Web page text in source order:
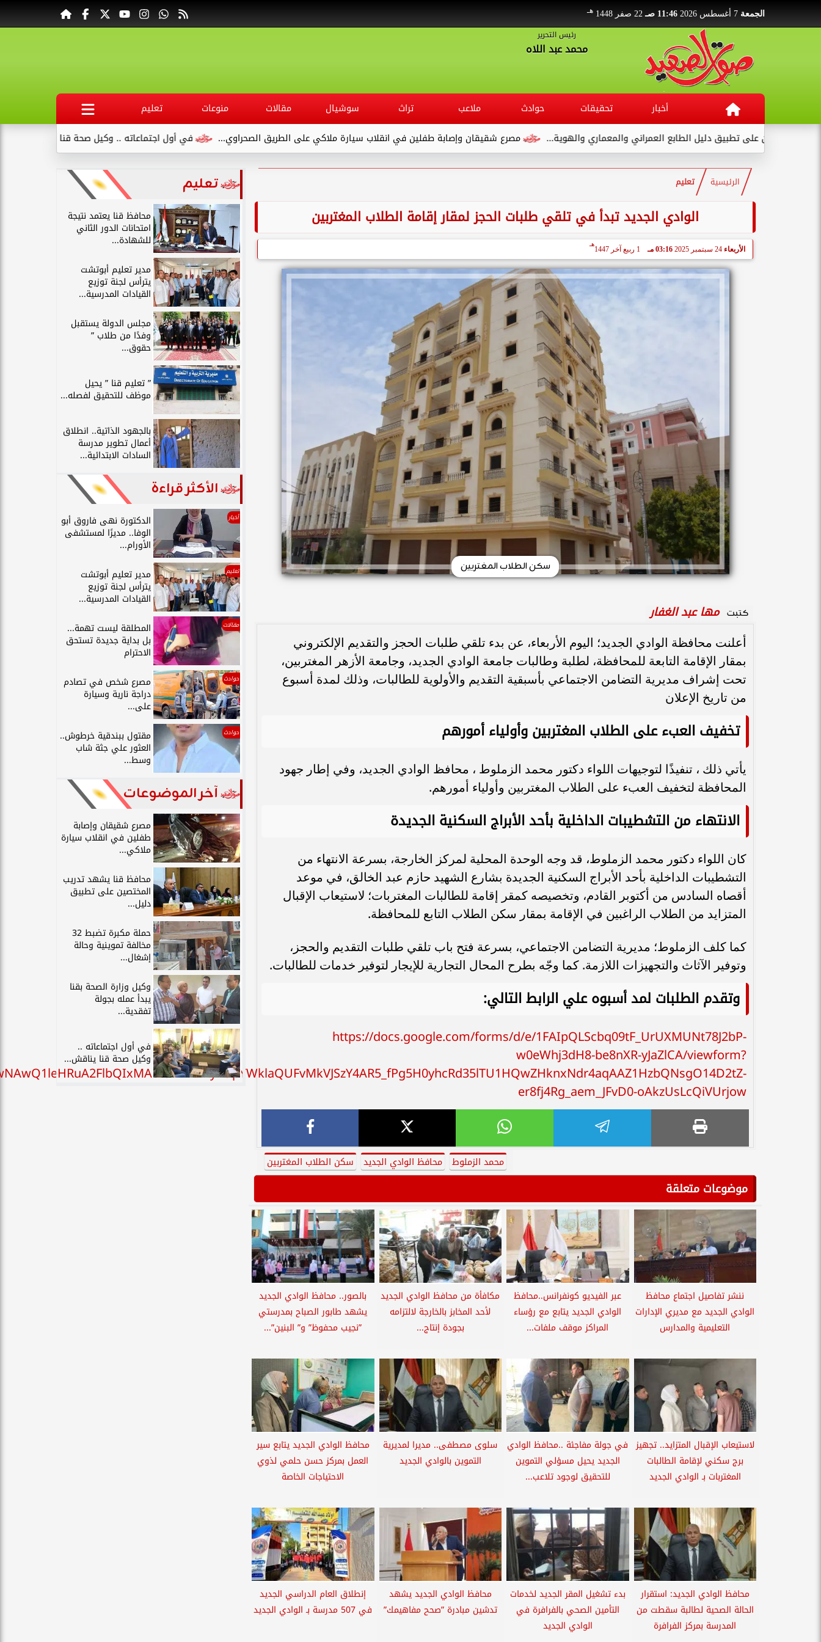
الجمعة 11:46 صـ 22 صفر 1448 هـ
رئيس التحرير
محمد عبد اللاه
أخبار تحقيقات حوادث ملاعب تراث سوشيال مقالات منوعات
تعليم
في أول اجتماعاته .. وكيل صحة قنا يناقش مع عدد من
مصرع شقيقان وإصابة طفلين في انقلاب سيارة ملاكي على الطريق الصحراوي... على تطبيق دليل الطابع العمراني والمعماري والهوية...
الرئيسية تعليم
الوادي الجديد تبدأ في تلقي طلبات الحجز لمقار إقامة الطلاب المغتربين
الأربعاء 24 سبتمبر 2025 03:16 مـ 1 ربيع آخر 1447
هـ
سكن الطلاب المغتربين
كتبت مها عبد الغفار
أعلنت محافظة الوادي الجديد؛ اليوم الأربعاء، عن بدء تلقي طلبات الحجز والتقديم الإلكتروني
بمقار الإقامة التابعة للمحافظة، لطلبة وطالبات جامعة الوادي الجديد، وجامعة الأزهر المغتربين،
تحت إشراف مديرية التضامن الاجتماعي بأسبقية التقديم والأولوية للطالبات، وذلك لمدة أسبوع
من تاريخ الإعلان
تخفيف العبء على الطلاب المغتربين وأولياء أمورهم
يأتي ذلك ، تنفيذًا لتوجيهات اللواء دكتور محمد الزملوط ، محافظ الوادي الجديد، وفي إطار جهود
المحافظة لتخفيف العبء على الطلاب المغتربين وأولياء أمورهم.
الانتهاء من التشطيبات الداخلية بأحد الأبراج السكنية الجديدة
كان اللواء دكتور محمد الزملوط، قد وجه الوحدة المحلية لمركز الخارجة، بسرعة الانتهاء من
التشطيبات الداخلية بأحد الأبراج السكنية الجديدة بشارع الشهيد حازم عبد الخالق، في موعد
أقصاه السادس من أكتوبر القادم، وتخصيصه كمقر إقامة للطالبات المغتربات؛ لاستيعاب الإقبال
المتزايد من الطلاب الراغبين في الإقامة بمقار سكن الطلاب التابع للمحافظة.
كما كلف الزملوط؛ مديرية التضامن الاجتماعي، بسرعة فتح باب تلقي طلبات التقديم والحجز،
وتوفير الآثاث والتجهيزات اللازمة. كما وجّه بطرح المحال التجارية للإيجار لتوفير خدمات للطالبات.
وتقدم الطلبات لمد أسبوه علي الرابط التالي:
https://docs.google.com/forms/d/e/1FAIpQLScbq09tF_UrUXMUNt78J2bP-
w0eWhj3dH8-be8nXR-yJaZlCA/viewform?
er8fj4Rg_aem_JFvD0-oAkzUsLcQiVUrjow
محمد الزملوط محافظ الوادي الجديد سكن الطلاب المغتربين
موضوعات متعلقة
ننشر تفاصيل اجتماع محافظ
الوادي الجديد مع مديري الإدارات
التعليمية والمدارس
عبر الفيديو كونفرانس..محافظ
الوادي الجديد يتابع مع رؤساء
المراكز موقف ملفات...
مكافأة من محافظ الوادي الجديد
لأحد المخابز بالخارجة لالتزامه
بجودة إنتاج...
بالصور.. محافظ الوادي الجديد
يشهد طابور الصباح بمدرستي
”نجيب محفوظ” و” البنين”...
لاستيعاب الإقبال المتزايد.. تجهيز
برج سكني لإقامة الطالبات
المغتربات بـ الوادي الجديد
في جولة مفاجئة ..محافظ الوادي
الجديد يحيل مسؤلي التموين
للتحقيق لوجود تلاعب...
سلوى مصطفى.. مديرا لمديرية
التموين بالوادي الجديد
محافظ الوادي الجديد يتابع سير
العمل بمركز حسن حلمي لذوي
الاحتياجات الخاصة
محافظ الوادي الجديد: استقرار
الحالة الصحية لطالبة سقطت من
المدرسة بمركز الفرافرة
بدء تشغيل المقر الجديد لخدمات
التأمين الصحي بالفرافرة في
الوادي الجديد
محافظ الوادي الجديد يشهد
تدشين مبادرة ”صحح مفاهيمك”
إنطلاق العام الدراسي الجديد
في 507 مدرسة بـ الوادي الجديد
تعليم
محافظ قنا يعتمد نتيجة
امتحانات الدور الثاني
للشهادة...
مدير تعليم أبوتشت
يترأس لجنة توزيع
القيادات المدرسية...
مجلس الدولة يستقبل
وفدًا من طلاب ”
حقوق...
” تعليم قنا ” يحيل
موظف للتحقيق لفصله...
بالجهود الذاتية.. انطلاق
أعمال تطوير مدرسة
السادات الابتدائية...
الأكثر قراءة
أخبار الدكتورة نهى فاروق أبو
الوفا.. مديرًا لمستشفى
الأورام...
تعليم مدير تعليم أبوتشت
يترأس لجنة توزيع
القيادات المدرسية...
مقالات المطلقة ليست تهمة...
بل بداية جديدة تستحق
الاحترام
حوادث مصرع شخص في تصادم
دراجة نارية وسيارة
على...
حوادث مقتول ببندقية خرطوش..
العثور علي جثة شاب
وسط...
آخر الموضوعات
مصرع شقيقان وإصابة
طفلين في انقلاب سيارة
ملاكي...
محافظ قنا يشهد تدريب
المختصين على تطبيق
دليل...
حملة مكبرة تضبط 32
مخالفة تموينية وحالة
إشغال...
وكيل وزارة الصحة بقنا
يبدأ عمله بجولة
تفقدية...
في أول اجتماعاته ..
وكيل صحة قنا يناقش...